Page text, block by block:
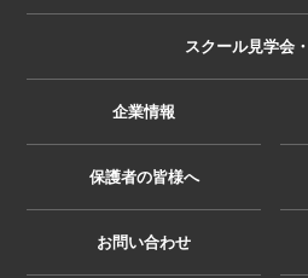
スクール見学会
企業情報
保護者の皆様へ
お問い合わせ